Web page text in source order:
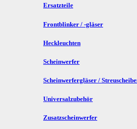
Ersatzteile
Frontblinker / -gläser
Heckleuchten
Scheinwerfer
Scheinwerfergläser /
Universalzubehör
Zusatzscheinwerfer